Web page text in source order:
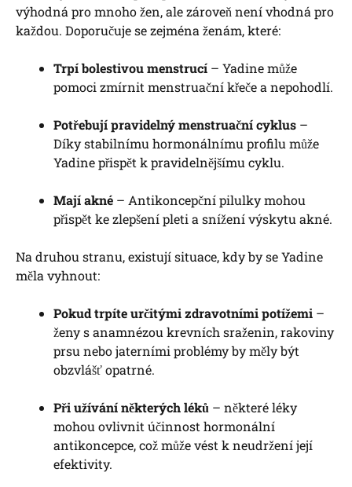
výhodná pro mnoho žen, ale zároveň není vhodná pro
každou. Doporučuje se zejména ženám, které:
Trpí bolestivou menstrucí – Yadine může
pomoci zmírnit menstruační křeče a nepohodlí.
Potřebují pravidelný menstruační cyklus –
Díky stabilnímu hormonálnímu profilu může
Yadine přispět k pravidelnějšímu cyklu.
Mají akné – Antikoncepční pilulky mohou
přispět ke zlepšení pleti a snížení výskytu akné.
Na druhou stranu, existují situace, kdy by se Yadine
měla vyhnout:
Pokud trpíte určitými zdravotními potížemi –
ženy s anamnézou krevních sraženin, rakoviny
prsu nebo jaterními problémy by měly být
obzvlášť opatrné.
Při užívání některých léků – některé léky
mohou ovlivnit účinnost hormonální
antikoncepce, což může vést k neudržení její
efektivity.